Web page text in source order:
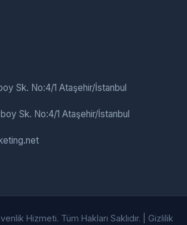
Sk. No:4/1 Ataşehir/İstanbul
Sk. No:4/1 Ataşehir/İstanbul
Hizmeti. Tüm Hakları Saklıdır. | Gizlilik